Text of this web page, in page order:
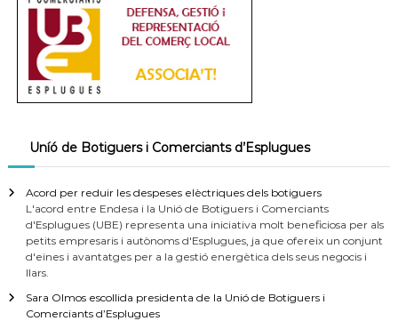
Uníó de Botiguers i Comerciants d’Esplugues
Acord per reduir les despeses elèctriques dels botiguers
L'acord entre Endesa i la Unió de Botiguers i Comerciants
d'Esplugues (UBE) representa una iniciativa molt beneficiosa per als
petits empresaris i autònoms d'Esplugues, ja que ofereix un conjunt
d'eines i avantatges per a la gestió energètica dels seus negocis i
llars.
Sara Olmos escollida presidenta de la Unió de Botiguers i
Comerciants d’Esplugues